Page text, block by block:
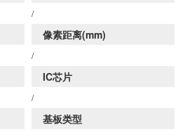
/
像素距离(mm)
/
IC芯片
/
基板类型